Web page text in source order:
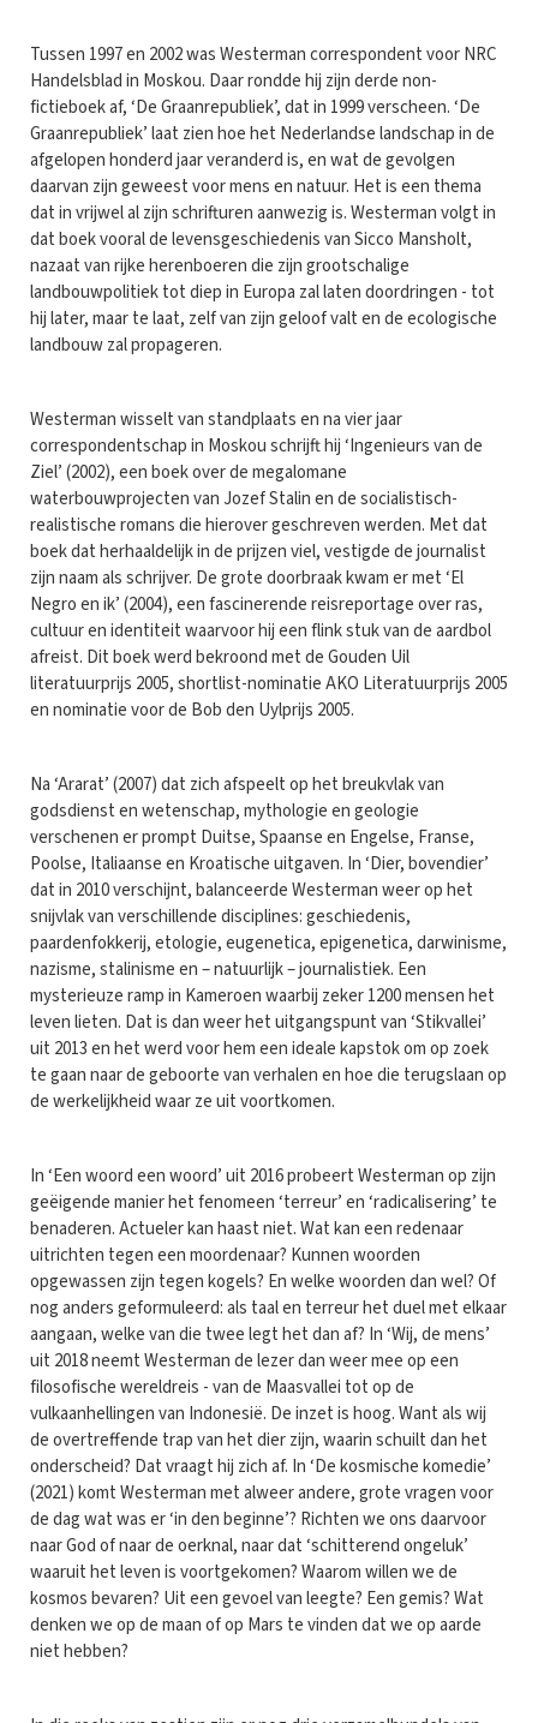
Tussen 1997 en 2002 was Westerman correspondent voor NRC
Handelsblad in Moskou. Daar rondde hij zijn derde non-
fictieboek af, ‘De Graanrepubliek’, dat in 1999 verscheen. ‘De
Graanrepubliek’ laat zien hoe het Nederlandse landschap in de
afgelopen honderd jaar veranderd is, en wat de gevolgen
daarvan zijn geweest voor mens en natuur. Het is een thema
dat in vrijwel al zijn schrifturen aanwezig is. Westerman volgt in
dat boek vooral de levensgeschiedenis van Sicco Mansholt,
nazaat van rijke herenboeren die zijn grootschalige
landbouwpolitiek tot diep in Europa zal laten doordringen - tot
hij later, maar te laat, zelf van zijn geloof valt en de ecologische
landbouw zal propageren.
Westerman wisselt van standplaats en na vier jaar
correspondentschap in Moskou schrijft hij ‘Ingenieurs van de
Ziel’ (2002), een boek over de megalomane
waterbouwprojecten van Jozef Stalin en de socialistisch-
realistische romans die hierover geschreven werden. Met dat
boek dat herhaaldelijk in de prijzen viel, vestigde de journalist
zijn naam als schrijver. De grote doorbraak kwam er met ‘El
Negro en ik’ (2004), een fascinerende reisreportage over ras,
cultuur en identiteit waarvoor hij een flink stuk van de aardbol
afreist. Dit boek werd bekroond met de Gouden Uil
literatuurprijs 2005, shortlist-nominatie AKO Literatuurprijs 2005
en nominatie voor de Bob den Uylprijs 2005.
Na ‘Ararat’ (2007) dat zich afspeelt op het breukvlak van
godsdienst en wetenschap, mythologie en geologie
verschenen er prompt Duitse, Spaanse en Engelse, Franse,
Poolse, Italiaanse en Kroatische uitgaven. In ‘Dier, bovendier’
dat in 2010 verschijnt, balanceerde Westerman weer op het
snijvlak van verschillende disciplines: geschiedenis,
paardenfokkerij, etologie, eugenetica, epigenetica, darwinisme,
nazisme, stalinisme en – natuurlijk – journalistiek. Een
mysterieuze ramp in Kameroen waarbij zeker 1200 mensen het
leven lieten. Dat is dan weer het uitgangspunt van ‘Stikvallei’
uit 2013 en het werd voor hem een ideale kapstok om op zoek
te gaan naar de geboorte van verhalen en hoe die terugslaan op
de werkelijkheid waar ze uit voortkomen.
In ‘Een woord een woord’ uit 2016 probeert Westerman op zijn
geëigende manier het fenomeen ‘terreur’ en ‘radicalisering’ te
benaderen. Actueler kan haast niet. Wat kan een redenaar
uitrichten tegen een moordenaar? Kunnen woorden
opgewassen zijn tegen kogels? En welke woorden dan wel? Of
nog anders geformuleerd: als taal en terreur het duel met elkaar
aangaan, welke van die twee legt het dan af? In ‘Wij, de mens’
uit 2018 neemt Westerman de lezer dan weer mee op een
filosofische wereldreis - van de Maasvallei tot op de
vulkaanhellingen van Indonesië. De inzet is hoog. Want als wij
de overtreffende trap van het dier zijn, waarin schuilt dan het
onderscheid? Dat vraagt hij zich af. In ‘De kosmische komedie’
(2021) komt Westerman met alweer andere, grote vragen voor
de dag wat was er ‘in den beginne’? Richten we ons daarvoor
naar God of naar de oerknal, naar dat ‘schitterend ongeluk’
waaruit het leven is voortgekomen? Waarom willen we de
kosmos bevaren? Uit een gevoel van leegte? Een gemis? Wat
denken we op de maan of op Mars te vinden dat we op aarde
niet hebben?